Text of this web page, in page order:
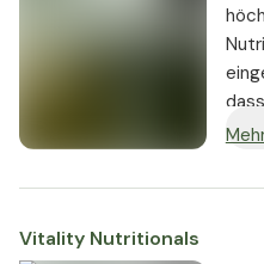
von
Vitality Nutritionals